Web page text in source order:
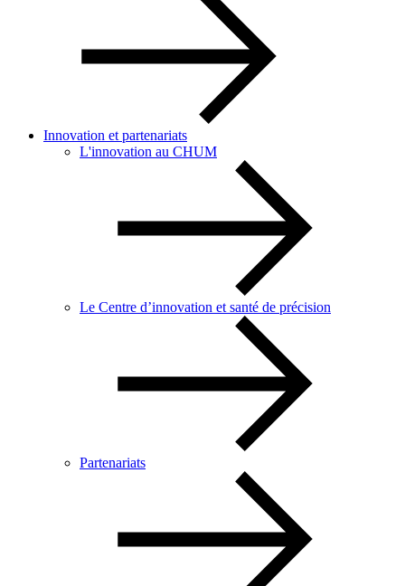
Innovation et partenariats
L'innovation au CHUM
Le Centre d’innovation et santé de précision
Partenariats